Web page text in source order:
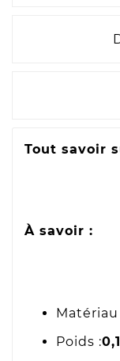
Tout savoir
À savoir :
Matériau
Poids :